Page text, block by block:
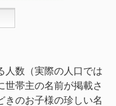
人数（実際の人口では
世帯主の名前が掲載さ
きのお子様の珍しい名